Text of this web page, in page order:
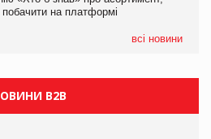
побачити на платформі
всі новини
побачити на платформі
B2B